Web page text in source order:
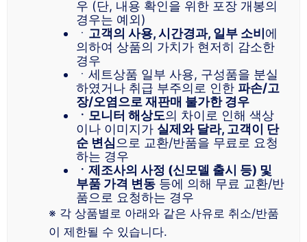
우 (단, 내용 확인을 위한 포장 개봉의
경우는 예외)
ㆍ 고객의 사용, 시간경과, 일부 소비에
의하여 상품의 가치가 현저히 감소한
경우
ㆍ세트상품 일부 사용, 구성품을 분실
하였거나 취급 부주의로 인한 파손/고
장/오염으로 재판매 불가한 경우
ㆍ모니터 해상도의 차이로 인해 색상
이나 이미지가 실제와 달라, 고객이 단
순 변심 으로 교환/반품을 무료로 요청
하는 경우
ㆍ제조사의 사정 (신모델 출시 등) 및
부품 가격 변동 등에 의해 무료 교환/반
품으로 요청하는 경우
※ 각 상품별로 아래와 같은 사유로 취소/반품
이 제한될 수 있습니다.